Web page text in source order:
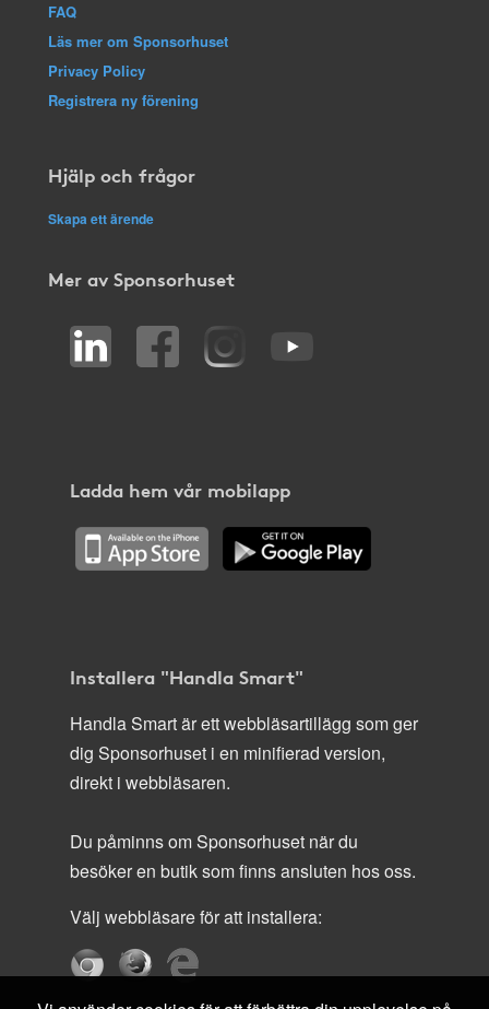
FAQ
Läs mer om Sponsorhuset
Privacy Policy
Registrera ny förening
Hjälp och frågor
Skapa ett ärende
Mer av Sponsorhuset
Ladda hem vår mobilapp
Installera "Handla Smart"
Handla Smart är ett webbläsartillägg som ger
dig Sponsorhuset i en minifierad version,
direkt i webbläsaren.
Du påminns om Sponsorhuset när du
besöker en butik som finns ansluten hos oss.
Välj webbläsare för att installera: